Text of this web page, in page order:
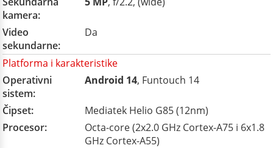
kamera:
Video
sekundarne:
Da
Platforma i karakteristike
Operativni
sistem:
Android 14, Funtouch 14
Čipset:
Mediatek Helio G85 (12nm)
Procesor:
Octa-core (2x2.0 GHz Cortex-A75 i 6x1.8
GHz Cortex-A55)